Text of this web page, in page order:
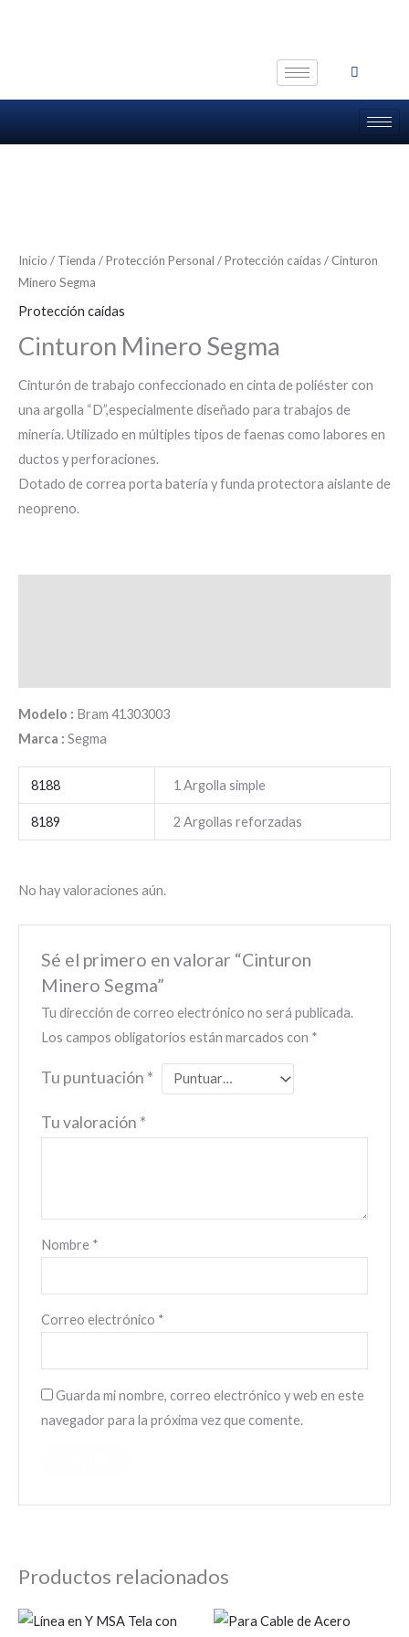
Inicio / Tienda /Protección Personal /Protección caídas/ Cinturon
Minero Segma
Protección caídas
Cinturon Minero Segma
Cinturón de trabajo confeccionado en cinta de poliéster con
una argolla “D”,especialmente diseñado para trabajos de
minería. Utilizado en múltiples tipos de faenas como labores en
ductos y perforaciones.
Dotado de correa porta batería y funda protectora aislante de
neopreno.
Modelo : Bram 41303003
Marca : Segma
8188 1 Argolla simple
8189 2 Argollas reforzadas
No hay valoraciones aún.
Sé el primero en valorar “Cinturon
Minero Segma”
Tu dirección de correo electrónico no será publicada.
Los campos obligatorios están marcados con *
Tu puntuación *
Tu valoración *
Nombre *
Correo electrónico *
Guarda mi nombre, correo electrónico y web en este
navegador para la próxima vez que comente.
Productos relacionados